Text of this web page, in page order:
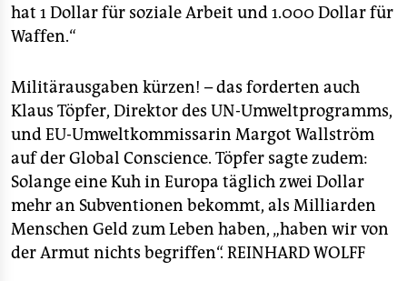
hat 1 Dollar für soziale Arbeit und 1.000 Dollar für
Waffen.“
Militärausgaben kürzen! – das forderten auch
Klaus Töpfer, Direktor des UN-Umweltprogramms,
und EU-Umweltkommissarin Margot Wallström
auf der Global Conscience. Töpfer sagte zudem:
Solange eine Kuh in Europa täglich zwei Dollar
mehr an Subventionen bekommt, als Milliarden
Menschen Geld zum Leben haben, „haben wir von
der Armut nichts begriffen“. REINHARD WOLFF